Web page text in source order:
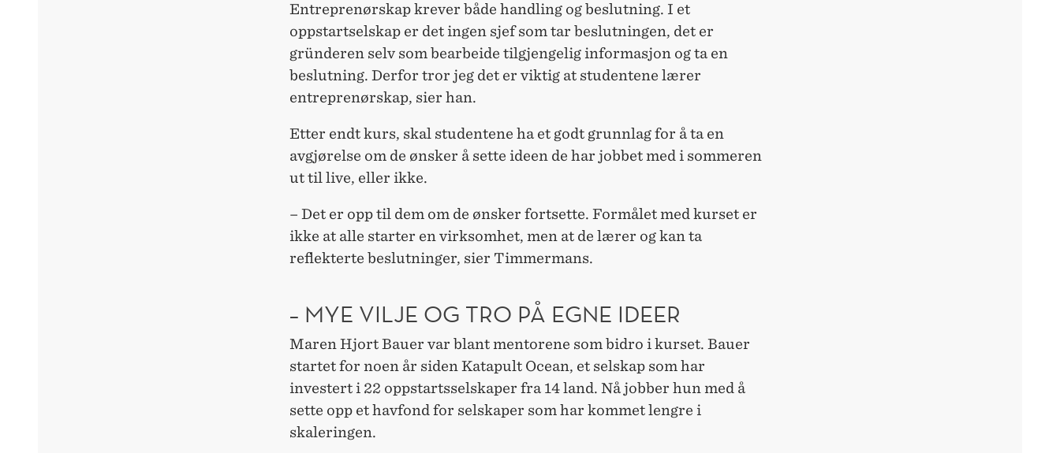
Entreprenørskap krever både handling og beslutning. I et
oppstartselskap er det ingen sjef som tar beslutningen, det er
gründeren selv som bearbeide tilgjengelig informasjon og ta en
beslutning. Derfor tror jeg det er viktig at studentene lærer
entreprenørskap, sier han.
Etter endt kurs, skal studentene ha et godt grunnlag for å ta en
avgjørelse om de ønsker å sette ideen de har jobbet med i sommeren
ut til live, eller ikke.
– Det er opp til dem om de ønsker fortsette. Formålet med kurset er
ikke at alle starter en virksomhet, men at de lærer og kan ta
reflekterte beslutninger, sier Timmermans.
– MYE VILJE OG TRO PÅ EGNE IDEER
Maren Hjort Bauer var blant mentorene som bidro i kurset. Bauer
startet for noen år siden Katapult Ocean, et selskap som har
investert i 22 oppstartsselskaper fra 14 land. Nå jobber hun med å
sette opp et havfond for selskaper som har kommet lengre i
skaleringen.